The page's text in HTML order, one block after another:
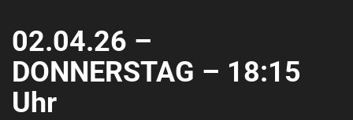
02.04.26 –
DONNERSTAG – 18:15
Uhr